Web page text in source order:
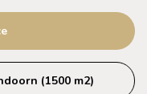
(1500 m2)